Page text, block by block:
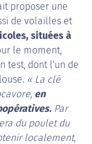
proposer une
de volailles et
situées à
le moment,
test, dont l'un de
« La clé
en
Par
du poulet du
localement,